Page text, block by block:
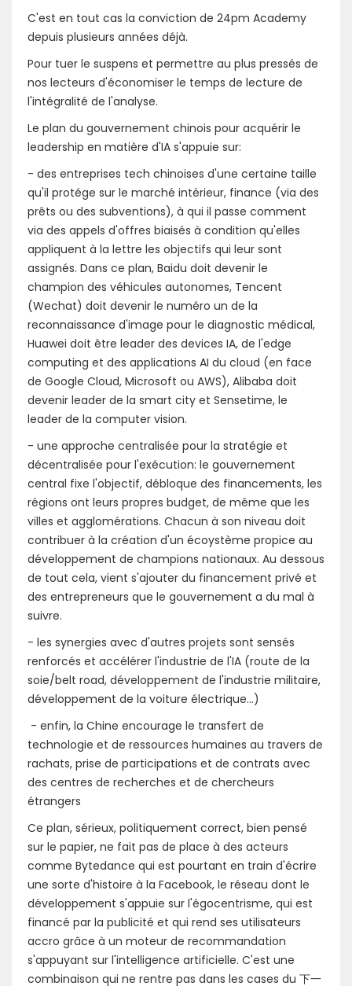
C'est en tout cas la conviction de 24pm Academy
depuis plusieurs années déjà.
Pour tuer le suspens et permettre au plus pressés de
nos lecteurs d'économiser le temps de lecture de
l'intégralité de l'analyse.
Le plan du gouvernement chinois pour acquérir le
leadership en matière d'IA s'appuie sur:
- des entreprises tech chinoises d'une certaine taille
qu'il protége sur le marché intérieur, finance (via des
prêts ou des subventions), à qui il passe comment
via des appels d'offres biaisés à condition qu'elles
appliquent à la lettre les objectifs qui leur sont
assignés. Dans ce plan, Baidu doit devenir le
champion des véhicules autonomes, Tencent
(Wechat) doit devenir le numéro un de la
reconnaissance d'image pour le diagnostic médical,
Huawei doit être leader des devices IA, de l'edge
computing et des applications AI du cloud (en face
de Google Cloud, Microsoft ou AWS), Alibaba doit
devenir leader de la smart city et Sensetime, le
leader de la computer vision.
- une approche centralisée pour la stratégie et
décentralisée pour l'exécution: le gouvernement
central fixe l'objectif, débloque des financements, les
régions ont leurs propres budget, de même que les
villes et agglomérations. Chacun à son niveau doit
contribuer à la création d'un écoystème propice au
développement de champions nationaux. Au dessous
de tout cela, vient s'ajouter du financement privé et
des entrepreneurs que le gouvernement a du mal à
suivre.
- les synergies avec d'autres projets sont sensés
renforcés et accélérer l'industrie de l'IA (route de la
soie/belt road, développement de l'industrie militaire,
développement de la voiture électrique...)
- enfin, la Chine encourage le transfert de
technologie et de ressources humaines au travers de
rachats, prise de participations et de contrats avec
des centres de recherches et de chercheurs
étrangers
Ce plan, sérieux, politiquement correct, bien pensé
sur le papier, ne fait pas de place à des acteurs
comme Bytedance qui est pourtant en train d'écrire
une sorte d'histoire à la Facebook, le réseau dont le
développement s'appuie sur l'égocentrisme, qui est
financé par la publicité et qui rend ses utilisateurs
accro grâce à un moteur de recommandation
s'appuyant sur l'intelligence artificielle. C'est une
combinaison qui ne rentre pas dans les cases du 下一